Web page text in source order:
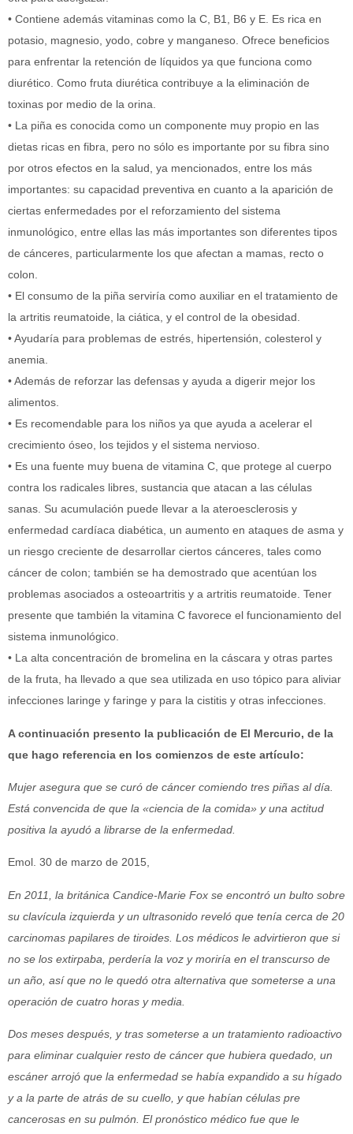
• Contiene además vitaminas como la C, B1, B6 y E. Es rica en
potasio, magnesio, yodo, cobre y manganeso. Ofrece beneficios
para enfrentar la retención de líquidos ya que funciona como
diurético. Como fruta diurética contribuye a la eliminación de
toxinas por medio de la orina.
• La piña es conocida como un componente muy propio en las
dietas ricas en fibra, pero no sólo es importante por su fibra sino
por otros efectos en la salud, ya mencionados, entre los más
importantes: su capacidad preventiva en cuanto a la aparición de
ciertas enfermedades por el reforzamiento del sistema
inmunológico, entre ellas las más importantes son diferentes tipos
de cánceres, particularmente los que afectan a mamas, recto o
colon.
• El consumo de la piña serviría como auxiliar en el tratamiento de
la artritis reumatoide, la ciática, y el control de la obesidad.
• Ayudaría para problemas de estrés, hipertensión, colesterol y
anemia.
• Además de reforzar las defensas y ayuda a digerir mejor los
alimentos.
• Es recomendable para los niños ya que ayuda a acelerar el
crecimiento óseo, los tejidos y el sistema nervioso.
• Es una fuente muy buena de vitamina C, que protege al cuerpo
contra los radicales libres, sustancia que atacan a las células
sanas. Su acumulación puede llevar a la ateroesclerosis y
enfermedad cardíaca diabética, un aumento en ataques de asma y
un riesgo creciente de desarrollar ciertos cánceres, tales como
cáncer de colon; también se ha demostrado que acentúan los
problemas asociados a osteoartritis y a artritis reumatoide. Tener
presente que también la vitamina C favorece el funcionamiento del
sistema inmunológico.
• La alta concentración de bromelina en la cáscara y otras partes
de la fruta, ha llevado a que sea utilizada en uso tópico para aliviar
infecciones laringe y faringe y para la cistitis y otras infecciones.
A continuación presento la publicación de El Mercurio, de la
que hago referencia en los comienzos de este artículo:
Mujer asegura que se curó de cáncer comiendo tres piñas al día.
Está convencida de que la «ciencia de la comida» y una actitud
positiva la ayudó a librarse de la enfermedad.
Emol. 30 de marzo de 2015,
En 2011, la británica Candice-Marie Fox se encontró un bulto sobre
su clavícula izquierda y un ultrasonido reveló que tenía cerca de 20
carcinomas papilares de tiroides. Los médicos le advirtieron que si
no se los extirpaba, perdería la voz y moriría en el transcurso de
un año, así que no le quedó otra alternativa que someterse a una
operación de cuatro horas y media.
Dos meses después, y tras someterse a un tratamiento radioactivo
para eliminar cualquier resto de cáncer que hubiera quedado, un
escáner arrojó que la enfermedad se había expandido a su hígado
y a la parte de atrás de su cuello, y que habían células pre
cancerosas en su pulmón. El pronóstico médico fue que le